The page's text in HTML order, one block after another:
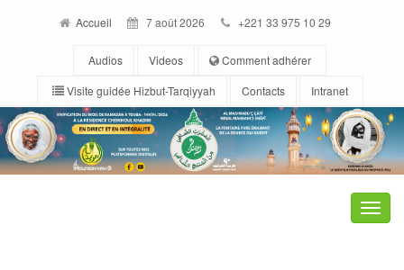
Accueil 7 août 2026 +221 33 975 10 29
Audios Videos
Comment adhérer
Visite guidée Hizbut-Tarqiyyah
Contacts Intranet
Toggle